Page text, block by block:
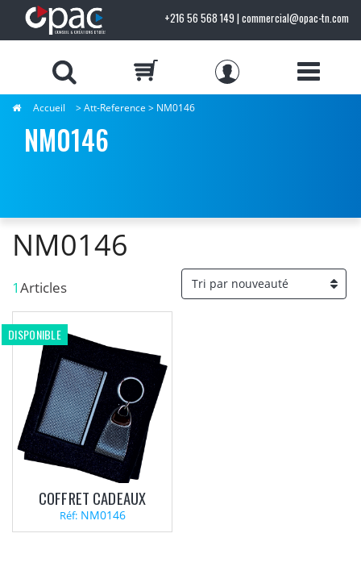
+216 56 568 149 | commercial@opac-tn.com
Accueil > Att-Reference > NM0146
NM0146
NM0146
1Articles
COFFRET CADEAUX
Réf:NM0146
DISPONIBLE